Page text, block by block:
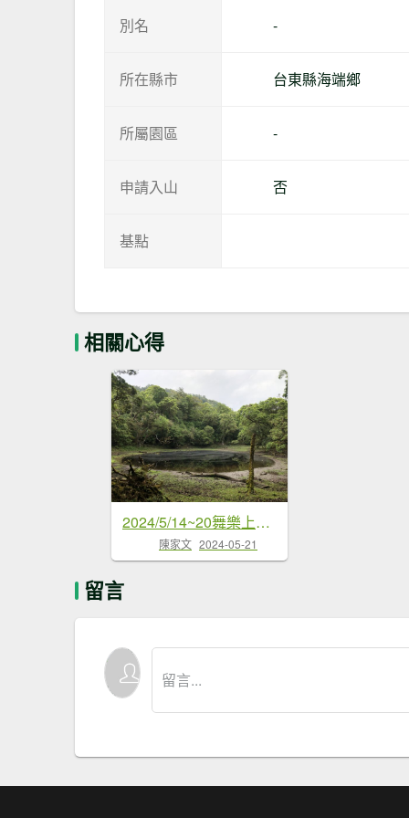
別名 -
所在縣市 台東縣海端鄉
所屬園區 -
申請入山 否
基點
相關心得
2024/5/14~20舞樂上新康...
陳家文 2024-05-21
留言